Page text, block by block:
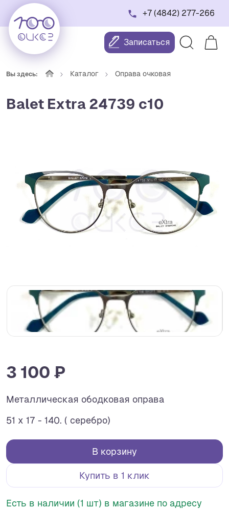
+7 (4842) 277-266
Записаться
Вы здесь: Каталог Оправа очковая
Balet Extra 24739 с10
3 100 ₽
Металлическая ободковая оправа
51 x 17 - 140. ( серебро)
В корзину
Купить в 1 клик
Есть в наличии (1 шт) в магазине по адресу